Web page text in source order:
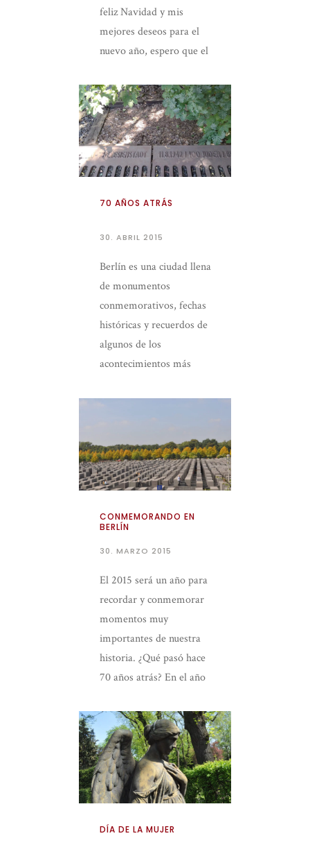
feliz Navidad y mis
mejores deseos para el
nuevo año, espero que el
amor, alegría y muchas
[…]
70 AÑOS ATRÁS
30. ABRIL 2015
Berlín es una ciudad llena
de monumentos
conmemorativos, fechas
históricas y recuerdos de
algunos de los
acontecimientos más
XX y en esta primavera
CONMEMORANDO EN
BERLÍN
30. MARZO 2015
El 2015 será un año para
recordar y conmemorar
momentos muy
importantes de nuestra
historia. ¿Qué pasó hace
70 años atrás? En el año
DÍA DE LA MUJER